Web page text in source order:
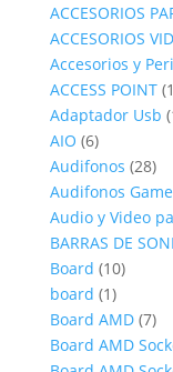
ACCESORIOS
ACCESORIOS
Accesorios y
ACCESS POINT
Adaptador Usb
AIO 66
productos
Audifonos 2828
Audifonos
Audio y Video
BARRAS DE
Board 1010
board 11
producto
Board AMD 77
Board AMD